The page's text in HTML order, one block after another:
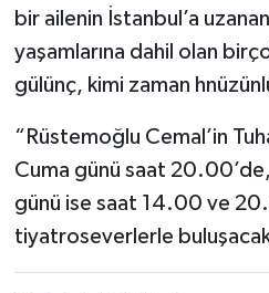
bir ailenin İstanbul’a
yaşamlarına dahil olan
gülünç, kimi zaman
“Rüstemoğlu Cemal’in
Cuma günü saat
günü ise saat 14.00 ve
tiyatroseverlerle